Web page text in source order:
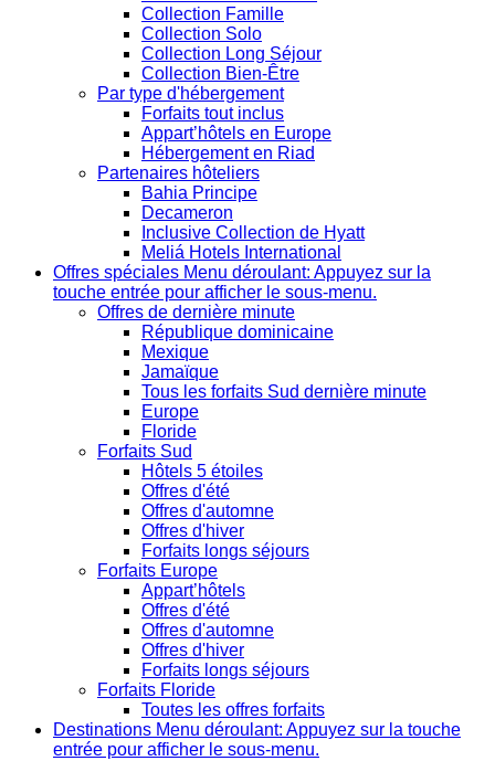
Collection Famille
Collection Solo
Collection Long Séjour
Collection Bien-Être
Par type d'hébergement
Forfaits tout inclus
Appart’hôtels en Europe
Hébergement en Riad
Partenaires hôteliers
Bahia Principe
Decameron
Inclusive Collection de Hyatt
Meliá Hotels International
Offres spéciales Menu déroulant: Appuyez sur la
touche entrée pour afficher le sous-menu.
Offres de dernière minute
République dominicaine
Mexique
Jamaïque
Tous les forfaits Sud dernière minute
Europe
Floride
Forfaits Sud
Hôtels 5 étoiles
Offres d'été
Offres d'automne
Offres d'hiver
Forfaits longs séjours
Forfaits Europe
Appart’hôtels
Offres d'été
Offres d'automne
Offres d'hiver
Forfaits longs séjours
Forfaits Floride
Toutes les offres forfaits
Destinations Menu déroulant: Appuyez sur la touche
entrée pour afficher le sous-menu.